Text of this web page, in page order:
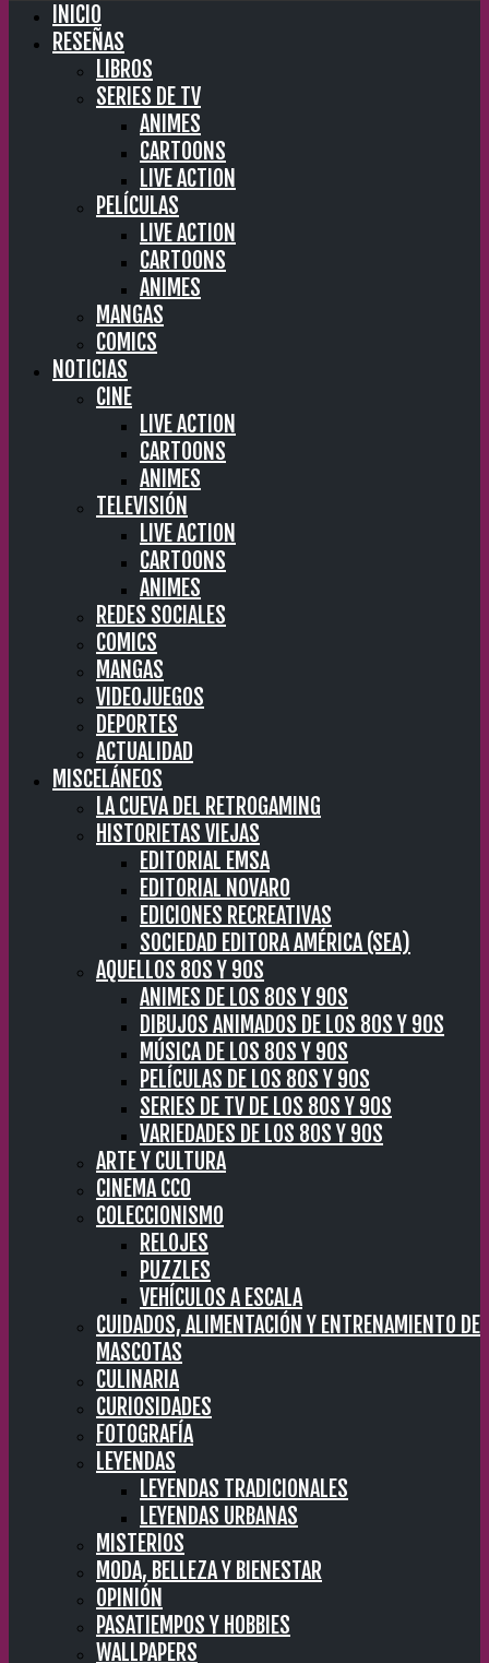
INICIO
RESEÑAS
LIBROS
SERIES DE TV
ANIMES
CARTOONS
LIVE ACTION
PELÍCULAS
LIVE ACTION
CARTOONS
ANIMES
MANGAS
COMICS
NOTICIAS
CINE
LIVE ACTION
CARTOONS
ANIMES
TELEVISIÓN
LIVE ACTION
CARTOONS
ANIMES
REDES SOCIALES
COMICS
MANGAS
VIDEOJUEGOS
DEPORTES
ACTUALIDAD
MISCELÁNEOS
LA CUEVA DEL RETROGAMING
HISTORIETAS VIEJAS
EDITORIAL EMSA
EDITORIAL NOVARO
EDICIONES RECREATIVAS
SOCIEDAD EDITORA AMÉRICA (SEA)
AQUELLOS 80S Y 90S
ANIMES DE LOS 80S Y 90S
DIBUJOS ANIMADOS DE LOS 80S Y 90S
MÚSICA DE LOS 80S Y 90S
PELÍCULAS DE LOS 80S Y 90S
SERIES DE TV DE LOS 80S Y 90S
VARIEDADES DE LOS 80S Y 90S
ARTE Y CULTURA
CINEMA CC0
COLECCIONISMO
RELOJES
PUZZLES
VEHÍCULOS A ESCALA
CUIDADOS, ALIMENTACIÓN Y ENTRENAMIENTO DE
MASCOTAS
CULINARIA
CURIOSIDADES
FOTOGRAFÍA
LEYENDAS
LEYENDAS TRADICIONALES
LEYENDAS URBANAS
MISTERIOS
MODA, BELLEZA Y BIENESTAR
OPINIÓN
PASATIEMPOS Y HOBBIES
WALLPAPERS